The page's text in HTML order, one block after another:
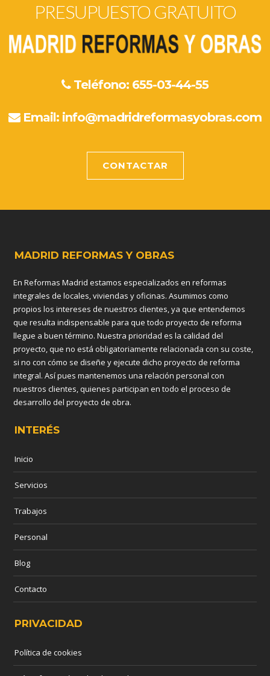
PRESUPUESTO GRATUITO
Teléfono: 655-03-44-55
Email: info@madridreformasyobras.com
CONTACTAR
MADRID REFORMAS Y OBRAS
En Reformas Madrid estamos especializados en reformas
integrales de locales, viviendas y oficinas. Asumimos como
propios los intereses de nuestros clientes, ya que entendemos
que resulta indispensable para que todo proyecto de reforma
llegue a buen término. Nuestra prioridad es la calidad del
proyecto, que no está obligatoriamente relacionada con su coste,
si no con cómo se diseñe y ejecute dicho proyecto de reforma
integral. Así pues mantenemos una relación personal con
nuestros clientes, quienes participan en todo el proceso de
desarrollo del proyecto de obra.
INTERÉS
Inicio
Servicios
Trabajos
Personal
Blog
Contacto
PRIVACIDAD
Política de cookies